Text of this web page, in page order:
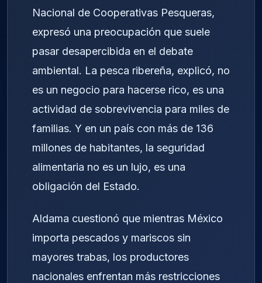
Nacional de Cooperativas Pesqueras,
expresó una preocupación que suele
pasar desapercibida en el debate
ambiental. La pesca ribereña, explicó, no
es un negocio para hacerse rico, es una
actividad de sobrevivencia para miles de
familias. Y en un país con más de 136
millones de habitantes, la seguridad
alimentaria no es un lujo, es una
obligación del Estado.
Aldama cuestionó que mientras México
importa pescados y mariscos sin
mayores trabas, los productores
nacionales enfrentan más restricciones